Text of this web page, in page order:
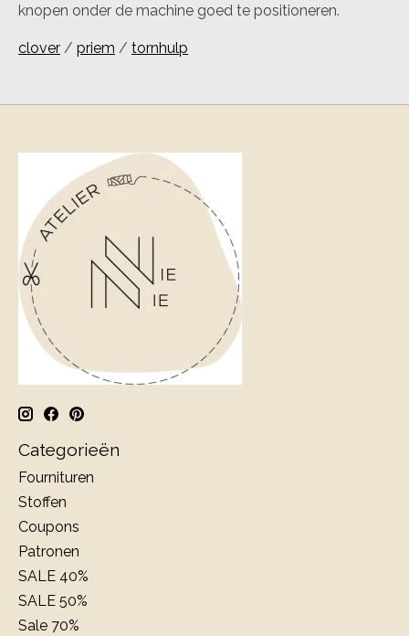
knopen onder de machine goed te positioneren.
clover / priem / tornhulp
Categorieën
Fournituren
Stoffen
Coupons
Patronen
SALE 40%
SALE 50%
Sale 70%